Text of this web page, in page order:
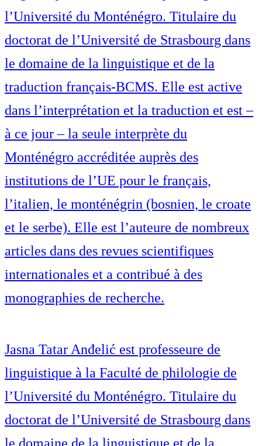
l’Université du Monténégro. Titulaire du
doctorat de l’Université de Strasbourg dans
le domaine de la linguistique et de la
traduction français-BCMS. Elle est active
dans l’interprétation et la traduction et est –
à ce jour – la seule interprète du
Monténégro accréditée auprès des
institutions de l’UE pour le français,
l’italien, le monténégrin (bosnien, le croate
et le serbe). Elle est l’auteure de nombreux
articles dans des revues scientifiques
internationales et a contribué à des
monographies de recherche.
Jasna Tatar Anđelić est professeure de
linguistique à la Faculté de philologie de
l’Université du Monténégro. Titulaire du
doctorat de l’Université de Strasbourg dans